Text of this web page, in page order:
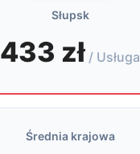
Słupsk
433 zł / Usługa
Średnia krajowa